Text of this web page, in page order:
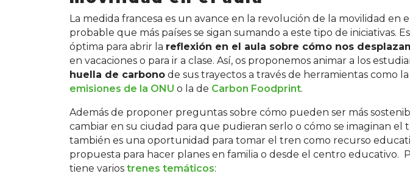
La medida francesa es un avance en la revolución de la movilidad en
probable que más países se sigan sumando a este tipo de iniciativas.
óptima para abrir la reflexión en el aula sobre cómo nos
en vacaciones o para ir a clase. Así, os proponemos animar a los
huella de carbono de sus trayectos a través de herramientas como la
emisiones de la ONU o la de Carbon Foodprint.
Además de proponer preguntas sobre cómo pueden ser más
cambiar en su ciudad para que pudieran serlo o cómo se imaginan
también es una oportunidad para tomar el tren como recurso
propuesta para hacer planes en familia o desde el centro educativo.
tiene varios trenes temáticos: